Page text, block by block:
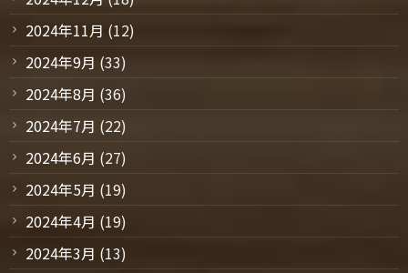
2024年11月 (12)
2024年9月 (33)
2024年8月 (36)
2024年7月 (22)
2024年6月 (27)
2024年5月 (19)
2024年4月 (19)
2024年3月 (13)